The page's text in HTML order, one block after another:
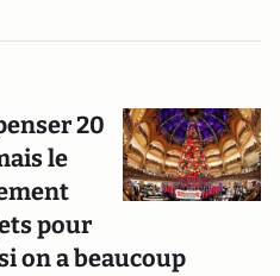
20
le
pour
on a beaucoup